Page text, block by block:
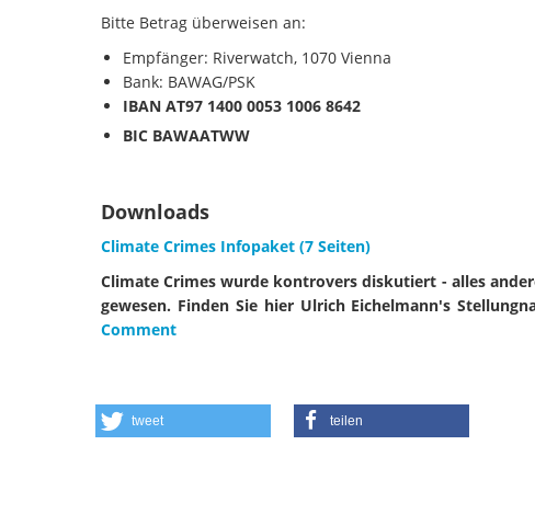
Bitte Betrag überweisen an:
Empfänger: Riverwatch, 1070 Vienna
Bank: BAWAG/PSK
IBAN AT97 1400 0053 1006 8642
BIC BAWAATWW
Downloads
Climate Crimes Infopaket (7 Seiten)
Climate Crimes wurde kontrovers diskutiert - alles
gewesen. Finden Sie hier Ulrich Eichelmann's
Comment
tweet teilen